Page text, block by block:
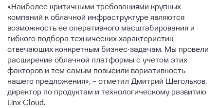
«Наиболее критичными требованиями крупных
компаний к облачной инфраструктуре являются
возможность ее оперативного масштабирования и
гибкого подбора технических характеристик,
отвечающих конкретным бизнес-задачам. Мы провели
расширение облачной платформы с учетом этих
факторов и тем самым повысили вариативность
нашего предложения», – отметил Дмитрий Щегольков,
директор по продуктам и технологическому развитию
Linx Cloud.